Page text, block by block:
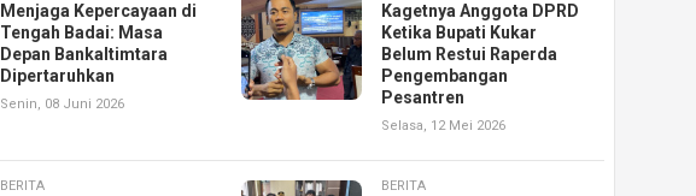
Menjaga Kepercayaan di
Tengah Badai: Masa
Depan Bankaltimtara
Dipertaruhkan
Senin, 08 Juni 2026
Kagetnya Anggota DPRD
Ketika Bupati Kukar
Belum Restui Raperda
Pengembangan
Pesantren
Selasa, 12 Mei 2026
BERITA BERITA